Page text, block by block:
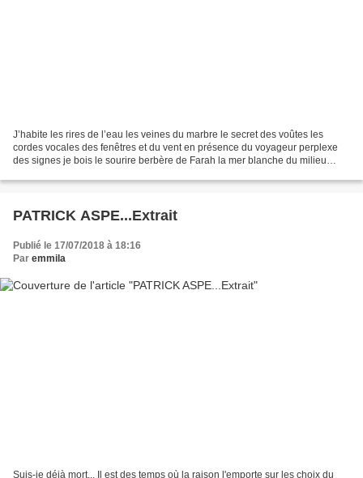
J’habite les rires de l’eau les veines du marbre le secret des voûtes les
cordes vocales des fenêtres et du vent en présence du voyageur perplexe
des signes je bois le sourire berbère de Farah la mer blanche du milieu
PATRICK ASPE...Extrait
Publié le 17/07/2018 à 18:16
Par emmila
Suis-je déjà mort... Il est des temps où la raison l'emporte sur les choix du